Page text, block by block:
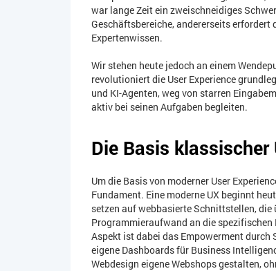
war lange Zeit ein zweischneidiges
Geschäftsbereiche, andererseits
Expertenwissen.
Wir stehen heute jedoch an einem
revolutioniert die User Experience
und KI-Agenten, weg von starren
aktiv bei seinen Aufgaben begleiten.
Die Basis klassischer
Um die Basis von moderner User
Fundament. Eine moderne UX beginnt
setzen auf webbasierte Schnittstellen,
Programmieraufwand an die
Aspekt ist dabei das Empowerment durch
eigene Dashboards für Business
Webdesign eigene Webshops gestalten,